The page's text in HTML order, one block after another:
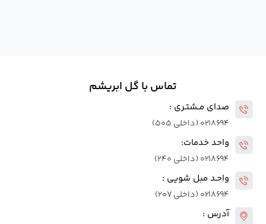
تماس با گل ابریشم
صدای مــشتـری :
۰۲۱۸۶۹۴ (داخلی ۵۰۵)
واحد خدمات:
۰۲۱۸۶۹۴ (داخلی ۲۴۰)
واحـد مبل شویی :
۰۲۱۸۶۹۴ (داخلی ۲۰۷)
آدرس :